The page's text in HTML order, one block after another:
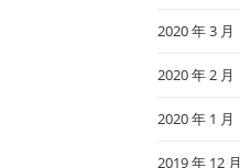
2020 年 3 月
2020 年 2 月
2020 年 1 月
2019 年 12 月